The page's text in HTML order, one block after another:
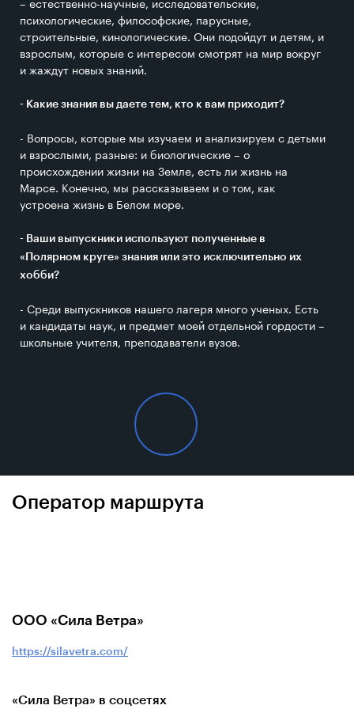
психологические, философские, парусные,
строительные, кинологические. Они подойдут и детям, и
взрослым, которые с интересом смотрят на мир вокруг
и жаждут новых знаний.
- Какие знания вы даете тем, кто к вам приходит?
- Вопросы, которые мы изучаем и анализируем с детьми
и взрослыми, разные: и биологические – о
происхождении жизни на Земле, есть ли жизнь на
Марсе. Конечно, мы рассказываем и о том, как
устроена жизнь в Белом море.
- Ваши выпускники используют полученные в
«Полярном круге» знания или это исключительно их
хобби?
- Среди выпускников нашего лагеря много ученых. Есть
и кандидаты наук, и предмет моей отдельной гордости –
школьные учителя, преподаватели вузов.
Оператор маршрута
ООО «Сила Ветра»
https://silavetra.com/
«Сила Ветра» в соцсетях